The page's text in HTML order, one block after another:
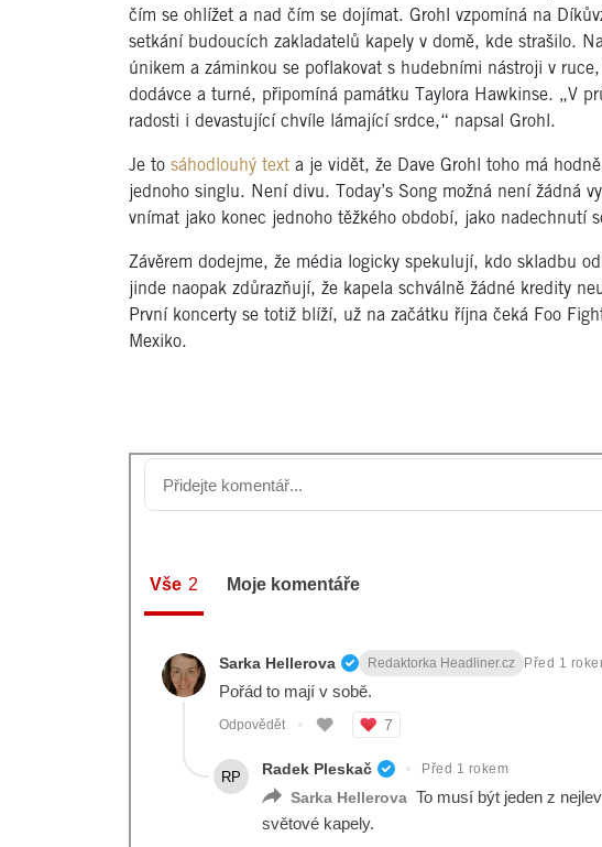
čím se ohlížet a nad čím se dojímat. Grohl vzpomíná na
setkání budoucích zakladatelů kapely v domě, kde strašilo.
únikem a záminkou se poflakovat s hudebními nástroji v
dodávce a turné, připomíná památku Taylora Hawkinse. „V
radosti i devastující chvíle lámající srdce,“ napsal Grohl.
Je to sáhodlouhý text a je vidět, že Dave Grohl toho má
jednoho singlu. Není divu. Today’s Song možná není žádná
vnímat jako konec jednoho těžkého období, jako nadechnutí
Závěrem dodejme, že média logicky spekulují, kdo skladbu
jinde naopak zdůrazňují, že kapela schválně žádné kredity
První koncerty se totiž blíží, už na začátku října čeká Foo
Mexiko.